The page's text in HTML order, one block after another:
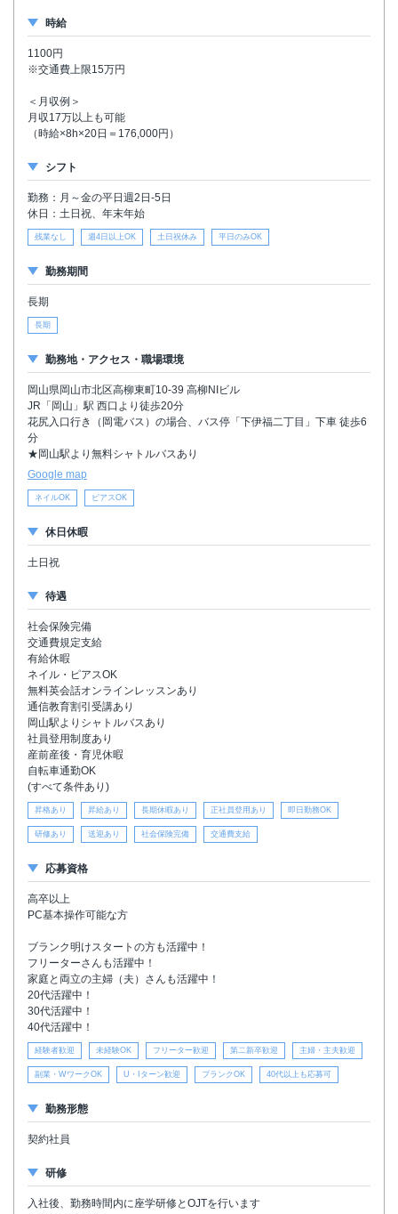
時給
1100円
※交通費上限15万円
＜月収例＞
月収17万以上も可能
（時給×8h×20日＝176,000円）
シフト
勤務：月～金の平日週2日-5日
休日：土日祝、年末年始
残業なし 週4日以上OK 土日祝休み 平日のみOK
勤務期間
長期
長期
勤務地・アクセス・職場環境
岡山県岡山市北区高柳東町10-39 高柳NIビル
JR「岡山」駅 西口より徒歩20分
花尻入口行き（岡電バス）の場合、バス停「下伊福二丁目」下車 徒歩6
分
★岡山駅より無料シャトルバスあり
Google map
ネイルOK ピアスOK
休日休暇
土日祝
待遇
社会保険完備
交通費規定支給
有給休暇
ネイル・ピアスOK
無料英会話オンラインレッスンあり
通信教育割引受講あり
岡山駅よりシャトルバスあり
社員登用制度あり
産前産後・育児休暇
自転車通勤OK
(すべて条件あり)
昇格あり 昇給あり 長期休暇あり 正社員登用あり 即日勤務OK
研修あり 送迎あり 社会保険完備 交通費支給
応募資格
高卒以上
PC基本操作可能な方
ブランク明けスタートの方も活躍中！
フリーターさんも活躍中！
家庭と両立の主婦（夫）さんも活躍中！
20代活躍中！
30代活躍中！
40代活躍中！
経験者歓迎 未経験OK フリーター歓迎 第二新卒歓迎 主婦・主夫歓迎
副業・WワークOK U・Iターン歓迎 ブランクOK 40代以上も応募可
勤務形態
契約社員
研修
入社後、勤務時間内に座学研修とOJTを行います